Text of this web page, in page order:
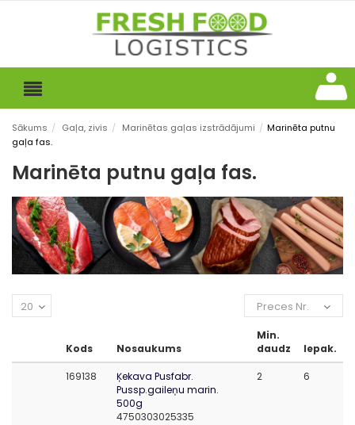
Sākums / Gaļa, zivis / Marinētas gaļas izstrādājumi / Marinēta putnu
gaļa fas.
Marinēta putnu gaļa fas.
Preces Nr.
20
Kods Nosaukums
Min.
daudz
Iepak.
169138
Ķekava Pusfabr.
Pussp.gaileņu marin.
500g
4750303025335
2 6